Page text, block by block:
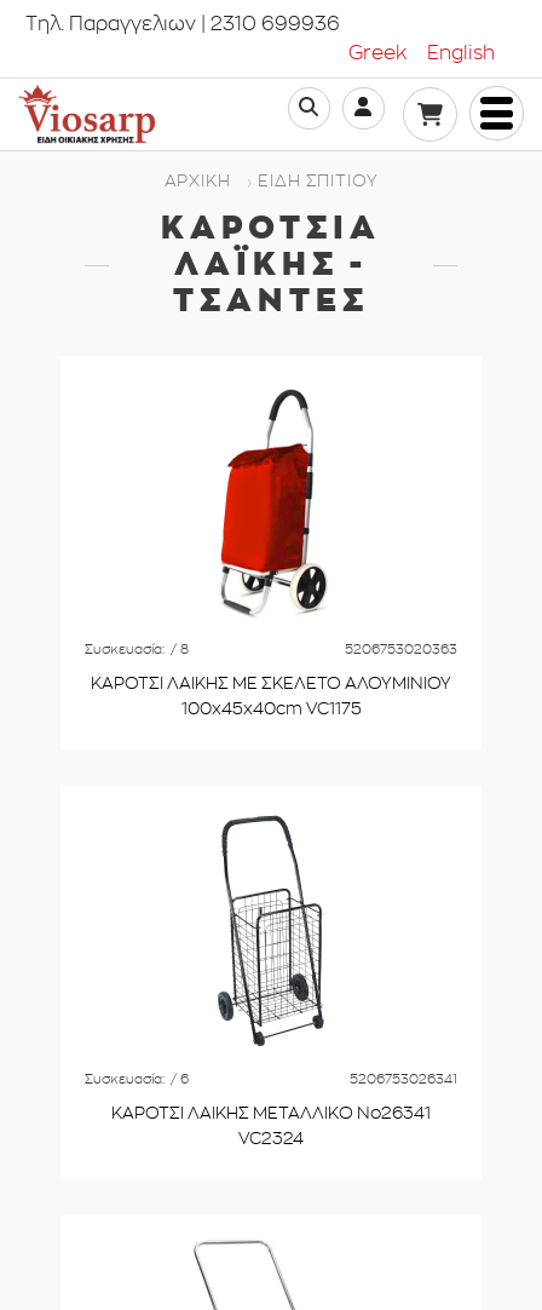
Τηλ. Παραγγελιων | 2310 699936
Greek
English
ΑΡΧΙΚΗ ΕΊΔΗ ΣΠΙΤΙΟΎ
ΚΑΡΟΤΣΙΑ
ΛΑΪΚΗΣ -
ΤΣΆΝΤΕΣ
Συσκευασία: / 8 5206753020363
ΚΑΡΟΤΣΙ ΛΑΙΚΗΣ ΜΕ ΣΚΕΛΕΤΟ ΑΛΟΥΜΙΝΙΟΥ
100x45x40cm VC1175
Συσκευασία: / 6 5206753026341
ΚΑΡΟΤΣΙ ΛΑΙΚΗΣ ΜΕΤΑΛΛΙΚΟ No26341
VC2324